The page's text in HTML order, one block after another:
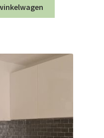
is:
€34,99.